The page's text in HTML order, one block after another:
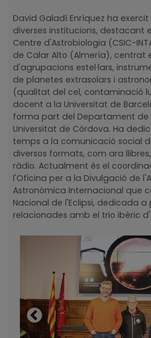
David Galadí Enríquez ha
diverses institucions, destacant
Centre d'Astrobiologia (CSIC-
de Calar Alto (Almería), centrat
d'agrupacions estel·lars,
de planetes extrasolars i
(qualitat del cel, contaminació
docent a la Universitat de
forma part del Departament de
Universitat de Còrdova. Ha
temps a la comunicació social
diversos formats, com ara
ràdio. Actualment és el
l'Oficina per a la Divulgació de
Astronòmica Internacional que
Nacional de l'Eclipsi, dedicada
relacionades amb el trio ibèric